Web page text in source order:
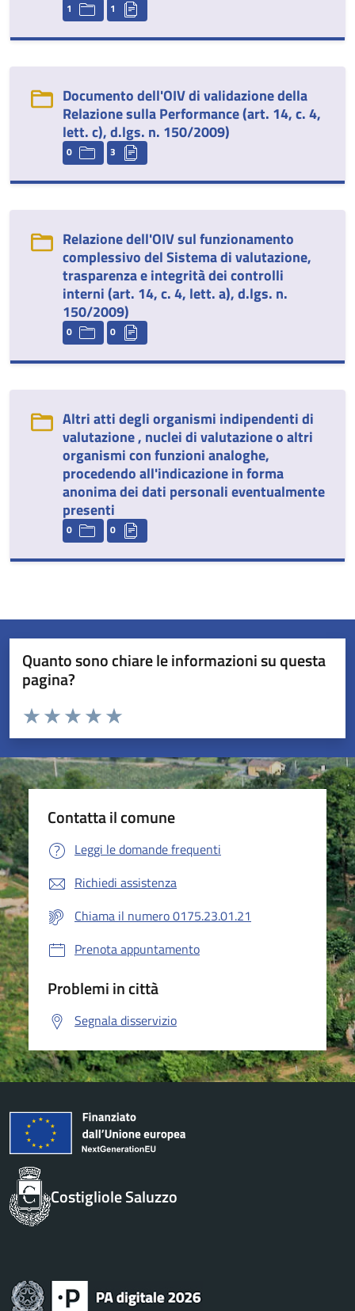
1 1
Documento dell'OIV di validazione della
Relazione sulla Performance (art. 14, c. 4,
lett. c), d.lgs. n. 150/2009)
0 3
Relazione dell'OIV sul funzionamento
complessivo del Sistema di valutazione,
trasparenza e integrità dei controlli
interni (art. 14, c. 4, lett. a), d.lgs. n.
150/2009)
0 0
Altri atti degli organismi indipendenti di
valutazione , nuclei di valutazione o altri
organismi con funzioni analoghe,
procedendo all'indicazione in forma
anonima dei dati personali eventualmente
presenti
0 0
Quanto sono chiare le informazioni su questa
pagina?
Valuta da 1 a 5 stelle la pagina
Valuta 5 stelle su 5
Valuta 4 stelle su 5
Valuta 3 stelle su 5
Valuta 2 stelle su 5
Valuta 1 stelle su 5
Contatta il comune
Leggi le domande frequenti
Richiedi assistenza
Chiama il numero 0175.23.01.21
Prenota appuntamento
Problemi in città
Segnala disservizio
Costigliole Saluzzo